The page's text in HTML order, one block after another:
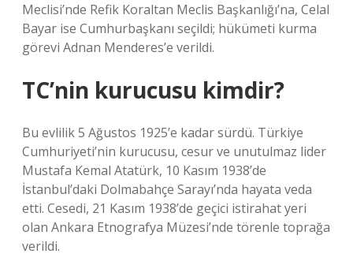
Meclisi’nde Refik Koraltan Meclis Başkanlığı’na, Celal
Bayar ise Cumhurbaşkanı seçildi; hükümeti kurma
görevi Adnan Menderes’e verildi.
TC’nin kurucusu kimdir?
Bu evlilik 5 Ağustos 1925’e kadar sürdü. Türkiye
Cumhuriyeti’nin kurucusu, cesur ve unutulmaz lider
Mustafa Kemal Atatürk, 10 Kasım 1938’de
İstanbul’daki Dolmabahçe Sarayı’nda hayata veda
etti. Cesedi, 21 Kasım 1938’de geçici istirahat yeri
olan Ankara Etnografya Müzesi’nde törenle toprağa
verildi.